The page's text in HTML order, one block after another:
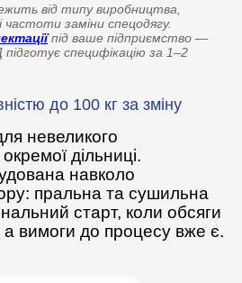
від типу виробництва,
частоти заміни спецодягу.
під ваше підприємство —
специфікацію за 1–2
до 100 кг за зміну
невеликого
дільниці.
навколо
пральна та сушильна
старт, коли обсяги
вимоги до процесу вже є.